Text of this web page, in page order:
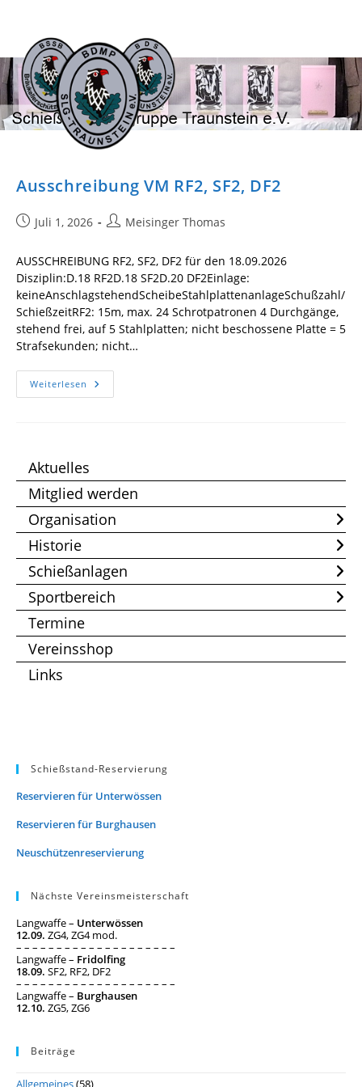
springen
Ausschreibung VM RF2, SF2, DF2
BeitragJuli 1, 2026
Beitrags-
Meisinger Thomas
AUSSCHREIBUNG RF2, SF2, DF2 für den 18.09.2026
Disziplin:D.18 RF2D.18 SF2D.20 DF2Einlage:
keineAnschlagstehendScheibeStahlplattenanlageSchußzahl/
SchießzeitRF2: 15m, max. 24 Schrotpatronen 4 Durchgänge,
stehend frei, auf 5 Stahlplatten; nicht beschossene Platte = 5
Strafsekunden; nicht…
Weiterlesen Ausschreibung
VM
Aktuelles
Mitglied werden
Organisation
Historie
Schießanlagen
Sportbereich
Termine
Vereinsshop
Links
Schießstand-Reservierung
Reservieren für Unterwössen
Reservieren für Burghausen
Neuschützenreservierung
Nächste Vereinsmeisterschaft
Langwaffe – Unterwössen
12.09. ZG4, ZG4 mod.
– – – – – – – – – – – – – – – – – – – –
Langwaffe – Fridolfing
18.09. SF2, RF2, DF2
– – – – – – – – – – – – – – – – – – – –
Langwaffe – Burghausen
12.10. ZG5, ZG6
Beiträge
Allgemeines(58)